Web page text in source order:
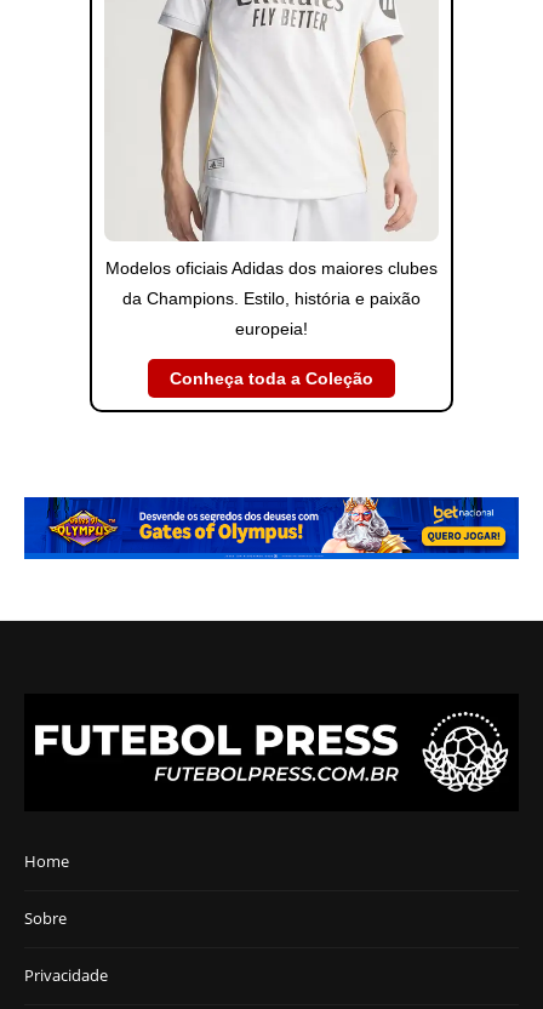
Modelos oficiais Adidas dos maiores clubes
da Champions. Estilo, história e paixão
europeia!
Conheça toda a Coleção
Home
Sobre
Privacidade